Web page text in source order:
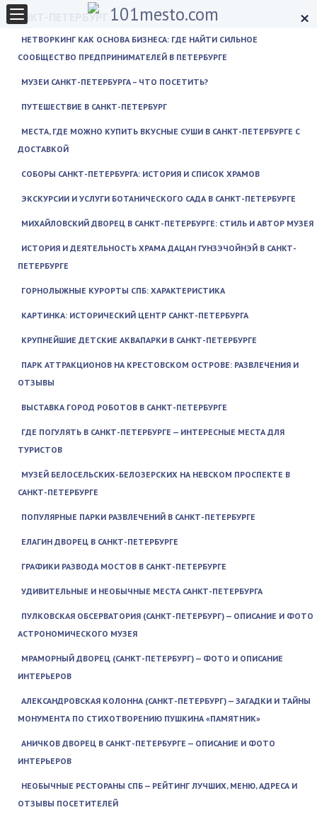
×
САНКТ-ПЕТЕРБУРГ
НЕТВОРКИНГ КАК ОСНОВА БИЗНЕСА: ГДЕ НАЙТИ СИЛЬНОЕ
СООБЩЕСТВО ПРЕДПРИНИМАТЕЛЕЙ В ПЕТЕРБУРГЕ
МУЗЕИ САНКТ-ПЕТЕРБУРГА – ЧТО ПОСЕТИТЬ?
ПУТЕШЕСТВИЕ В САНКТ-ПЕТЕРБУРГ
МЕСТА, ГДЕ МОЖНО КУПИТЬ ВКУСНЫЕ СУШИ В САНКТ-ПЕТЕРБУРГЕ С
ДОСТАВКОЙ
СОБОРЫ САНКТ-ПЕТЕРБУРГА: ИСТОРИЯ И СПИСОК ХРАМОВ
ЭКСКУРСИИ И УСЛУГИ БОТАНИЧЕСКОГО САДА В САНКТ-ПЕТЕРБУРГЕ
МИХАЙЛОВСКИЙ ДВОРЕЦ В САНКТ-ПЕТЕРБУРГЕ: СТИЛЬ И АВТОР МУЗЕЯ
ИСТОРИЯ И ДЕЯТЕЛЬНОСТЬ ХРАМА ДАЦАН ГУНЗЭЧОЙНЭЙ В САНКТ-
ПЕТЕРБУРГЕ
ГОРНОЛЫЖНЫЕ КУРОРТЫ СПБ: ХАРАКТЕРИСТИКА
КАРТИНКА: ИСТОРИЧЕСКИЙ ЦЕНТР САНКТ-ПЕТЕРБУРГА
КРУПНЕЙШИЕ ДЕТСКИЕ АКВАПАРКИ В САНКТ-ПЕТЕРБУРГЕ
ПАРК АТТРАКЦИОНОВ НА КРЕСТОВСКОМ ОСТРОВЕ: РАЗВЛЕЧЕНИЯ И
ОТЗЫВЫ
ВЫСТАВКА ГОРОД РОБОТОВ В САНКТ-ПЕТЕРБУРГЕ
ГДЕ ПОГУЛЯТЬ В САНКТ-ПЕТЕРБУРГЕ — ИНТЕРЕСНЫЕ МЕСТА ДЛЯ
ТУРИСТОВ
МУЗЕЙ БЕЛОСЕЛЬСКИХ-БЕЛОЗЕРСКИХ НА НЕВСКОМ ПРОСПЕКТЕ В
САНКТ-ПЕТЕРБУРГЕ
ПОПУЛЯРНЫЕ ПАРКИ РАЗВЛЕЧЕНИЙ В САНКТ-ПЕТЕРБУРГЕ
ЕЛАГИН ДВОРЕЦ В САНКТ-ПЕТЕРБУРГЕ
ГРАФИКИ РАЗВОДА МОСТОВ В САНКТ-ПЕТЕРБУРГЕ
УДИВИТЕЛЬНЫЕ И НЕОБЫЧНЫЕ МЕСТА САНКТ-ПЕТЕРБУРГА
ПУЛКОВСКАЯ ОБСЕРВАТОРИЯ (САНКТ-ПЕТЕРБУРГ) — ОПИСАНИЕ И ФОТО
АСТРОНОМИЧЕСКОГО МУЗЕЯ
МРАМОРНЫЙ ДВОРЕЦ (САНКТ-ПЕТЕРБУРГ) — ФОТО И ОПИСАНИЕ
ИНТЕРЬЕРОВ
АЛЕКСАНДРОВСКАЯ КОЛОННА (САНКТ-ПЕТЕРБУРГ) — ЗАГАДКИ И ТАЙНЫ
МОНУМЕНТА ПО СТИХОТВОРЕНИЮ ПУШКИНА «ПАМЯТНИК»
АНИЧКОВ ДВОРЕЦ В САНКТ-ПЕТЕРБУРГЕ — ОПИСАНИЕ И ФОТО
ИНТЕРЬЕРОВ
НЕОБЫЧНЫЕ РЕСТОРАНЫ СПБ — РЕЙТИНГ ЛУЧШИХ, МЕНЮ, АДРЕСА И
ОТЗЫВЫ ПОСЕТИТЕЛЕЙ